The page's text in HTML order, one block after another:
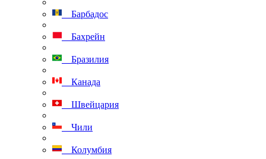
Барбадос
Бахрейн
Бразилия
Канада
Швейцария
Чили
Колумбия